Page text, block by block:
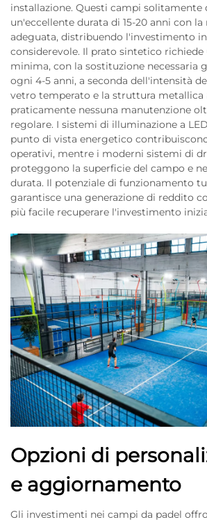
installazione. Questi campi solitamente
un'eccellente durata di 15-20 anni con
adeguata, distribuendo l'investimento
considerevole. Il prato sintetico
minima, con la sostituzione necessaria
ogni 4-5 anni, a seconda dell'intensità
vetro temperato e la struttura metallica
praticamente nessuna manutenzione
regolare. I sistemi di illuminazione a
punto di vista energetico
operativi, mentre i moderni sistemi di
proteggono la superficie del campo e
durata. Il potenziale di funzionamento
garantisce una generazione di reddito
più facile recuperare l'investimento
Opzioni di
e aggiornamento
Gli investimenti nei campi da padel